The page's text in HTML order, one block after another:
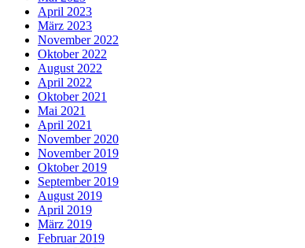
April 2023
März 2023
November 2022
Oktober 2022
August 2022
April 2022
Oktober 2021
Mai 2021
April 2021
November 2020
November 2019
Oktober 2019
September 2019
August 2019
April 2019
März 2019
Februar 2019